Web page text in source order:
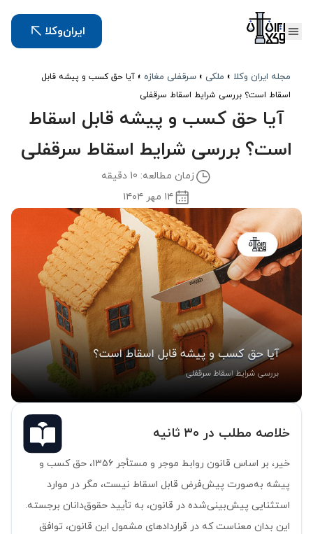
ایران‌وکلا
مجله ایران وکلا » ملکی » سرقفلی مغازه » آیا حق کسب و پیشه قابل
اسقاط است؟ بررسی شرایط اسقاط سرقفلی
آیا حق کسب و پیشه قابل اسقاط
است؟ بررسی شرایط اسقاط سرقفلی
زمان مطالعه: 10 دقیقه
۱۴ مهر ۱۴۰۴
خلاصه مطلب در ۳۰ ثانیه
خیر، بر اساس قانون روابط موجر و مستأجر ۱۳۵۶، حق کسب و
پیشه به‌صورت پیش‌فرض قابل اسقاط نیست، مگر در موارد
استثنایی پیش‌بینی‌شده در قانون، به تأیید حقوق‌دانان برجسته.
این بدان معناست که در قراردادهای مشمول این قانون، توافق